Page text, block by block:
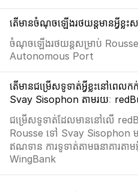
តើមានចំណុចឡើងរថយន្តមានអ្វីខ្លះ
ចំណុចឡើងរថយន្តសម្រាប់
Autonomous Port
តើមានជម្រើសទូទាត់អ្វីខ្លះនៅពេ
Svay Sisophon តាមរយៈ
ជម្រើសទូទាត់ដែលមាននៅលើ
Rousse ទៅ Svay Sisophon
ឥណទាន ការទូទាត់តាមធនាគារ
WingBank